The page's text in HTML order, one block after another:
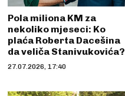
Pola miliona KM za
nekoliko mjeseci: Ko
plaća Roberta Dacešina
da veliča Stanivukovića?
27.07.2026, 17:40